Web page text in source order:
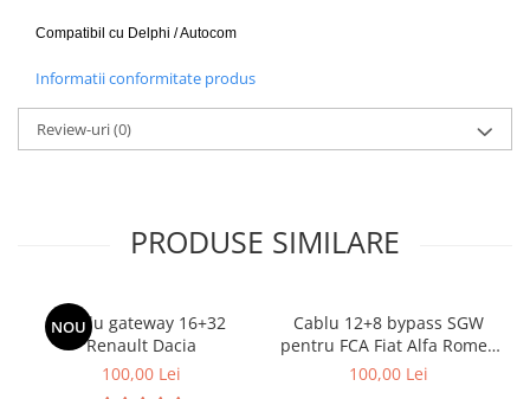
Compatibil cu Delphi / Autocom
Informatii conformitate produs
Review-uri(0)
PRODUSE SIMILARE
NOU
Cablu gateway 16+32
Renault Dacia
100,00 Lei
Cablu 12+8 bypass SGW
pentru FCA Fiat Alfa Romeo
Lancia
100,00 Lei